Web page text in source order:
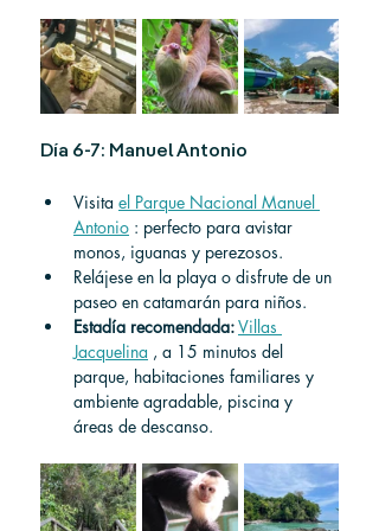
Día 6-7: Manuel Antonio
Visita el Parque Nacional Manuel
Antonio : perfecto para avistar
monos, iguanas y perezosos.
Relájese en la playa o disfrute de un
paseo en catamarán para niños.
Estadía recomendada:Villas
Jacquelina , a 15 minutos del
parque, habitaciones familiares y
ambiente agradable, piscina y
áreas de descanso.